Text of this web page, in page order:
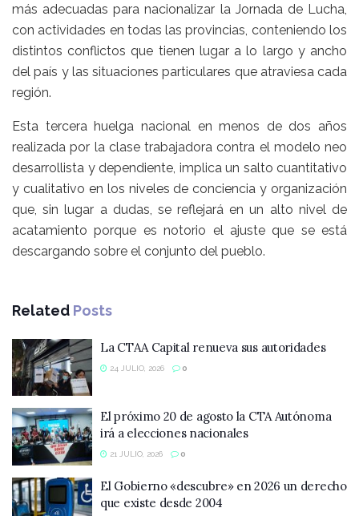
más adecuadas para nacionalizar la Jornada de Lucha,
con actividades en todas las provincias, conteniendo los
distintos conflictos que tienen lugar a lo largo y ancho
del país y las situaciones particulares que atraviesa cada
región.
Esta tercera huelga nacional en menos de dos años
realizada por la clase trabajadora contra el modelo neo
desarrollista y dependiente, implica un salto cuantitativo
y cualitativo en los niveles de conciencia y organización
que, sin lugar a dudas, se reflejará en un alto nivel de
acatamiento porque es notorio el ajuste que se está
descargando sobre el conjunto del pueblo.
Related Posts
La CTAA Capital renueva sus autoridades
24 JULIO, 2026 0
El próximo 20 de agosto la CTA Autónoma
irá a elecciones nacionales
21 JULIO, 2026 0
El Gobierno «descubre» en 2026 un derecho
que existe desde 2004